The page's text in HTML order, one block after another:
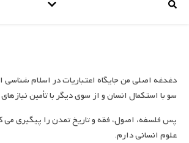
دغدغه اصلی من جایگاه اعتباریات در اسلام
سو با استکمال انسان و از سوی دیگر با تأمین
پس فلسفه، اصول، فقه و تاریخ تمدن را پیگیری می
علوم انسانی دارم.